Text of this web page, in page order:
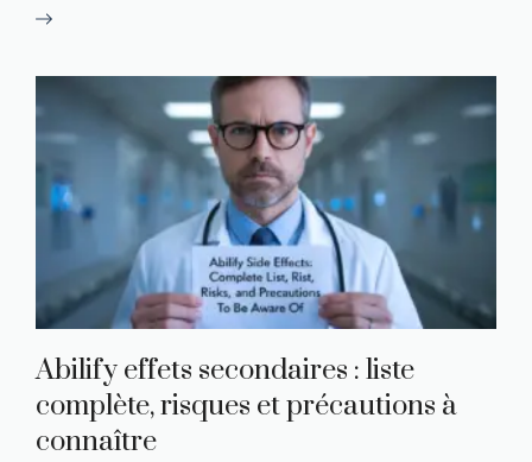
Abilify effets secondaires : liste
complète, risques et précautions à
connaître